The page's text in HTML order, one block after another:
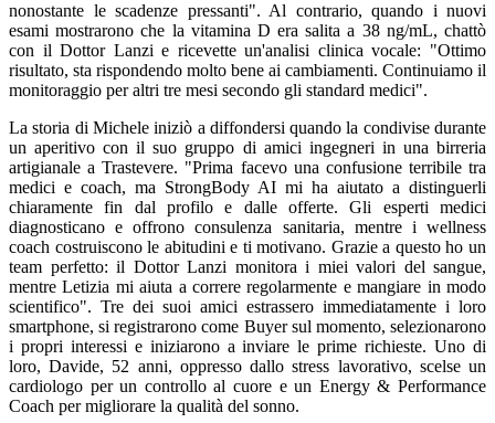
nonostante le scadenze pressanti". Al contrario, quando i nuovi
esami mostrarono che la vitamina D era salita a 38 ng/mL, chattò
con il Dottor Lanzi e ricevette un'analisi clinica vocale: "Ottimo
risultato, sta rispondendo molto bene ai cambiamenti. Continuiamo il
monitoraggio per altri tre mesi secondo gli standard medici".
La storia di Michele iniziò a diffondersi quando la condivise durante
un aperitivo con il suo gruppo di amici ingegneri in una birreria
artigianale a Trastevere. "Prima facevo una confusione terribile tra
medici e coach, ma StrongBody AI mi ha aiutato a distinguerli
chiaramente fin dal profilo e dalle offerte. Gli esperti medici
diagnosticano e offrono consulenza sanitaria, mentre i wellness
coach costruiscono le abitudini e ti motivano. Grazie a questo ho un
team perfetto: il Dottor Lanzi monitora i miei valori del sangue,
mentre Letizia mi aiuta a correre regolarmente e mangiare in modo
scientifico". Tre dei suoi amici estrassero immediatamente i loro
smartphone, si registrarono come Buyer sul momento, selezionarono
i propri interessi e iniziarono a inviare le prime richieste. Uno di
loro, Davide, 52 anni, oppresso dallo stress lavorativo, scelse un
cardiologo per un controllo al cuore e un Energy & Performance
Coach per migliorare la qualità del sonno.